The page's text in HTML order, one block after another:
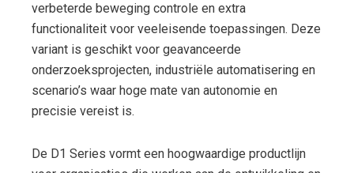
verbeterde beweging controle en extra
functionaliteit voor veeleisende toepassingen. Deze
variant is geschikt voor geavanceerde
onderzoeksprojecten, industriële automatisering en
scenario’s waar hoge mate van autonomie en
precisie vereist is.
De D1 Series vormt een hoogwaardige productlijn